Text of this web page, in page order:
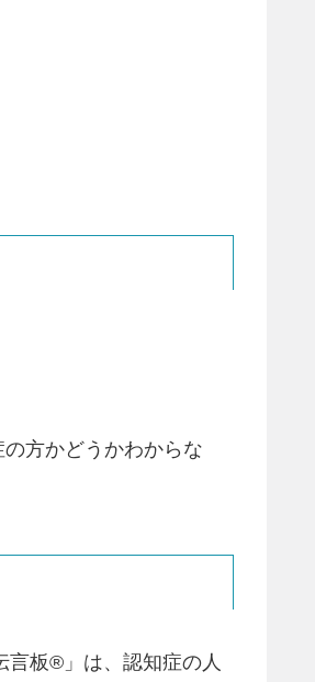
方かどうかわからな
言板®」は、認知症の人